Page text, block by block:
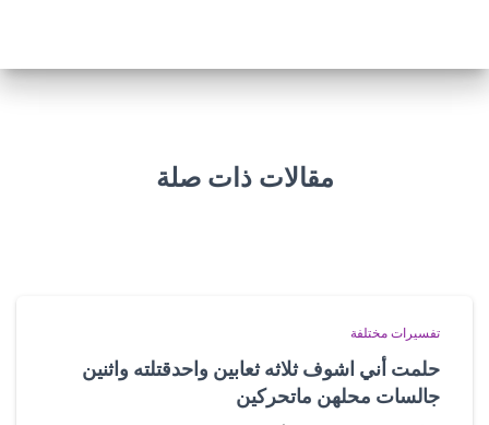
مقالات ذات صلة
تفسيرات مختلفة
حلمت أني اشوف ثلاثه ثعابين واحدقتلته واثنين
جالسات محلهن ماتحركين